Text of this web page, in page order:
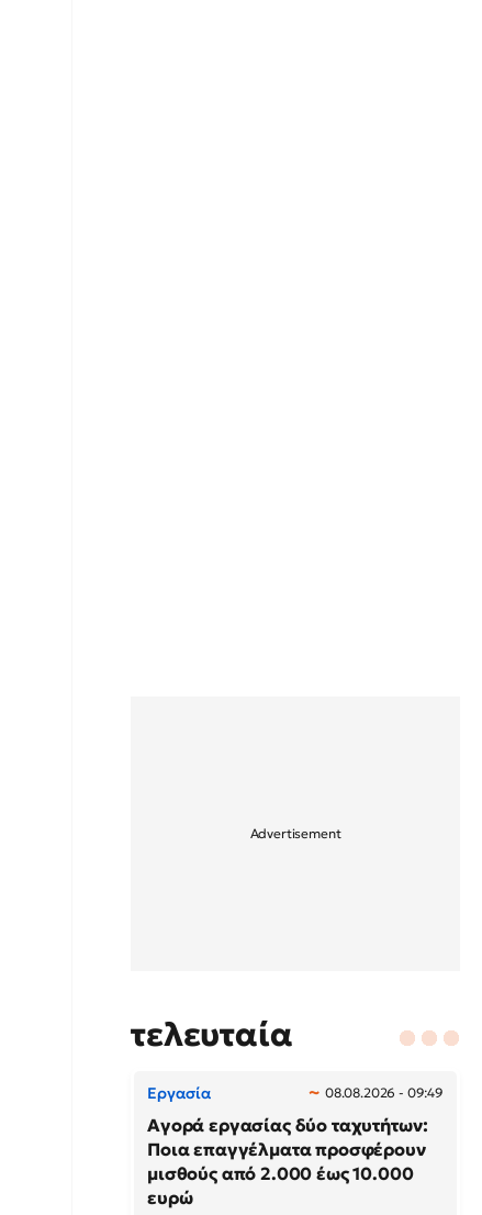
τελευταία
Εργασία 08.08.2026 - 09:49
Αγορά εργασίας δύο ταχυτήτων:
Ποια επαγγέλματα προσφέρουν
μισθούς από 2.000 έως 10.000
ευρώ